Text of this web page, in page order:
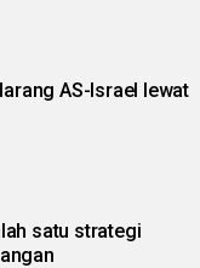
AS-Israel lewat
satu strategi